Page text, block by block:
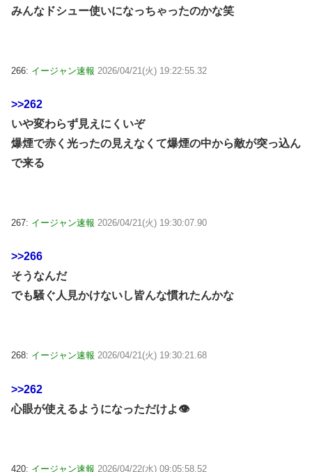
みんなドシュー使いになっちゃったのかな笑
266: イージャン速報 2026/04/21(火) 19:22:55.32
>>262
いや変わらず見えにくいぞ
爆煙で赤く光ったの見えなくて爆煙の中から敵が突っ込ん
で来る
267: イージャン速報 2026/04/21(火) 19:30:07.90
>>266
そうなんだ
でも騒ぐ人見かけないし皆んな慣れたんかな
268: イージャン速報 2026/04/21(火) 19:30:21.68
>>262
心眼が使えるようになっただけよ👁
420: イージャン速報 2026/04/22(水) 09:05:58.52